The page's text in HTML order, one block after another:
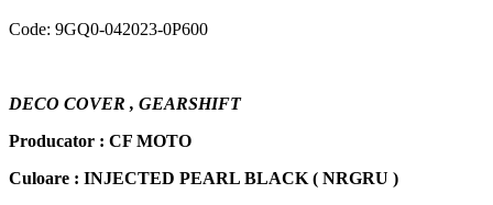
Code: 9GQ0-042023-0P600
DECO COVER , GEARSHIFT
Producator : CF MOTO
Culoare : INJECTED PEARL BLACK ( NRGRU )